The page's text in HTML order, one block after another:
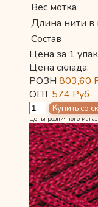
Вес мотка
Длина нити в
Состав
Цена за 1
Цена склада:
РОЗН 803,60
ОПТ574 Руб
Цены розничного